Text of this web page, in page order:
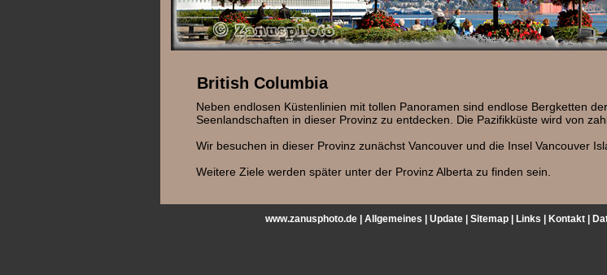
British Columbia
Neben endlosen Küstenlinien mit tollen Panoramen sind endlose Bergketten
Seenlandschaften in dieser Provinz zu entdecken. Die Pazifikküste wird von
Wir besuchen in dieser Provinz zunächst Vancouver und die Insel Vancouver
Weitere Ziele werden später unter der Provinz Alberta zu finden sein.
www.zanusphoto.de | Allgemeines Update Sitemap Links Kontakt